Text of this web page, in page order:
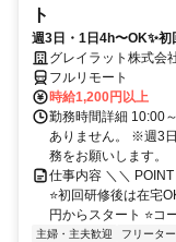
ト
週3日・1日4h〜OK✨初
グレイラット株式会
フルリモート
時給1,200円以上
勤務時間詳細 10:00
ありません。 ※週3
務をお願いします。
仕事内容 ＼＼
⭐初回研修後は在宅
円からスタート ⭐コ
主婦・主夫歓迎 フリータ